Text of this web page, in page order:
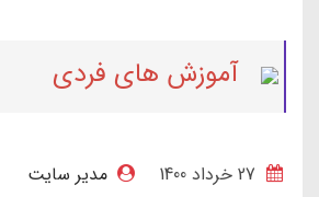
آموزش های فردی
مدیر سایت